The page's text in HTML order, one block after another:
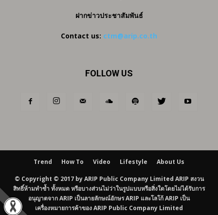
ฝากข่าวประชาสัมพันธ์
Contact us: ctm@arip.co.th
FOLLOW US
Trend How To Video Lifestyle About Us
© Copyright © 2017 by ARIP Public Company Limited ARIP สงวน
สิทธิ์ห้ามทำซ้ำ ทั้งหมด หรือบางส่วนไม่ว่าในรูปแบบหรือสิ่งใดโดยไม่ได้รับการ
อนุญาตจาก ARIP เป็นลายลักษณ์อักษร ARIP และโลโก้ ARIP เป็น
เครื่องหมายการค้าของ ARIP Public Company Limited